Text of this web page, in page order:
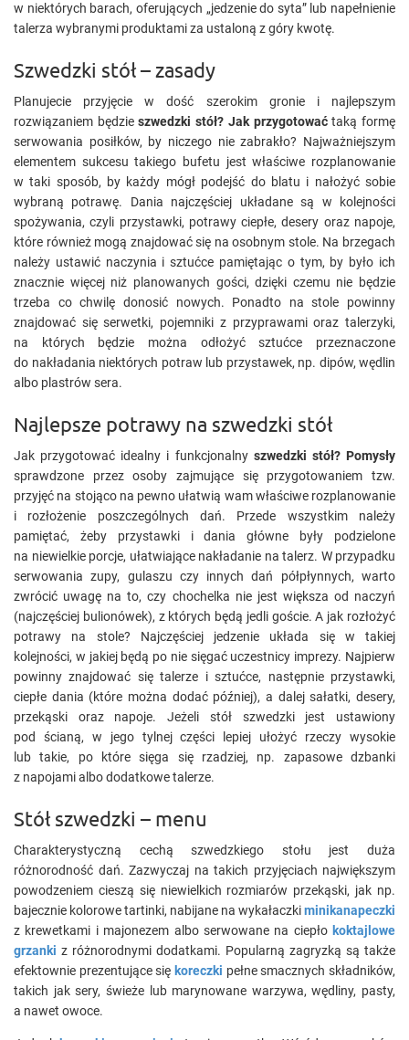
w niektórych barach, oferujących „jedzenie do syta” lub napełnienie
talerza wybranymi produktami za ustaloną z góry kwotę.
Szwedzki stół – zasady
Planujecie przyjęcie w dość szerokim gronie i najlepszym
rozwiązaniem będzieszwedzki stół? Jak przygotowaćtaką formę
serwowania posiłków, by niczego nie zabrakło? Najważniejszym
elementem sukcesu takiego bufetu jest właściwe rozplanowanie
w taki sposób, by każdy mógł podejść do blatu i nałożyć sobie
wybraną potrawę. Dania najczęściej układane są w kolejności
spożywania, czyli przystawki, potrawy ciepłe, desery oraz napoje,
które również mogą znajdować się na osobnym stole. Na brzegach
należy ustawić naczynia i sztućce pamiętając o tym, by było ich
znacznie więcej niż planowanych gości, dzięki czemu nie będzie
trzeba co chwilę donosić nowych. Ponadto na stole powinny
znajdować się serwetki, pojemniki z przyprawami oraz talerzyki,
na których będzie można odłożyć sztućce przeznaczone
do nakładania niektórych potraw lub przystawek, np. dipów, wędlin
albo plastrów sera.
Najlepsze potrawy na szwedzki stół
Jak przygotować idealny i funkcjonalny szwedzki stół? Pomysły
sprawdzone przez osoby zajmujące się przygotowaniem tzw.
przyjęć na stojąco na pewno ułatwią wam właściwe rozplanowanie
i rozłożenie poszczególnych dań. Przede wszystkim należy
pamiętać, żeby przystawki i dania główne były podzielone
na niewielkie porcje, ułatwiające nakładanie na talerz. W przypadku
serwowania zupy, gulaszu czy innych dań półpłynnych, warto
zwrócić uwagę na to, czy chochelka nie jest większa od naczyń
(najczęściej bulionówek), z których będą jedli goście. A jak rozłożyć
potrawy na stole? Najczęściej jedzenie układa się w takiej
kolejności, w jakiej będą po nie sięgać uczestnicy imprezy. Najpierw
powinny znajdować się talerze i sztućce, następnie przystawki,
ciepłe dania (które można dodać później), a dalej sałatki, desery,
przekąski oraz napoje. Jeżeli stół szwedzki jest ustawiony
pod ścianą, w jego tylnej części lepiej ułożyć rzeczy wysokie
lub takie, po które sięga się rzadziej, np. zapasowe dzbanki
z napojami albo dodatkowe talerze.
Stół szwedzki – menu
Charakterystyczną cechą szwedzkiego stołu jest duża
różnorodność dań. Zazwyczaj na takich przyjęciach największym
powodzeniem cieszą się niewielkich rozmiarów przekąski, jak np.
bajecznie kolorowe tartinki, nabijane na wykałaczkiminikanapeczki
z krewetkami i majonezem albo serwowane na ciepło koktajlowe
grzanki z różnorodnymi dodatkami. Popularną zagryzką są także
efektownie prezentujące się koreczki pełne smacznych składników,
takich jak sery, świeże lub marynowane warzywa, wędliny, pasty,
a nawet owoce.